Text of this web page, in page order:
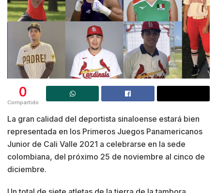
0
Compartido
La gran calidad del deportista sinaloense estará bien
representada en los Primeros Juegos Panamericanos
Junior de Cali Valle 2021 a celebrarse en la sede
colombiana, del próximo 25 de noviembre al cinco de
diciembre.